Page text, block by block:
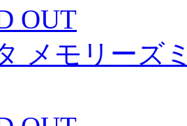
OUT
メモリーズ